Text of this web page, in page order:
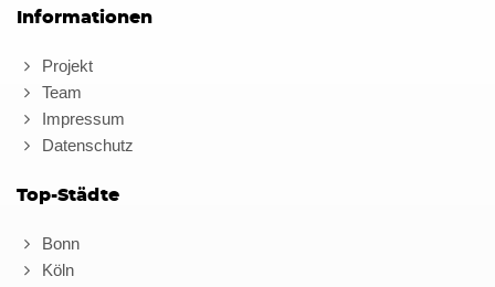
Informationen
Projekt
Team
Impressum
Datenschutz
Top-Städte
Bonn
Köln